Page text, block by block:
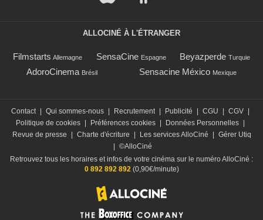
ALLOCINÉ À L'ÉTRANGER
Filmstarts Allemagne SensaCine Espagne Beyazperde Turquie
AdoroCinema Brésil Sensacine México Mexique
Contact Qui sommes-nous Recrutement Publicité CGU CGV
Politique de cookies
Préférences cookies Données Personnelles
Revue de presse
Charte d'écriture Les services AlloCiné
Gérer Utiq
©AlloCiné
Retrouvez tous les horaires et infos de votre cinéma sur le numéro AlloCiné :
0 892 892 892(0,90€/minute)